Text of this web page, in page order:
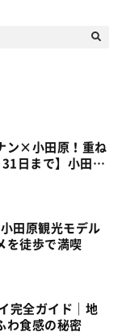
ン×小田原！重ね
日まで】小田
田原観光モデル
を徒歩で満喫
完全ガイド｜地
わ食感の秘密